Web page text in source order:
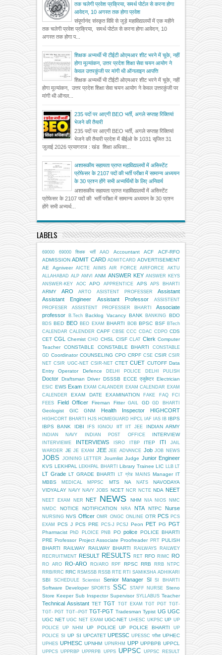
तक चलेगी प्रवेश प्रक्रिया, समर्थ पोर्टल से करना होगा
आवेदन, 10 अगस्त तक होगा प्रवेश
संपूर्णानंद संस्कृत विवि से जुड़े महाविद्यालयों में एक महीने
तक चलेगी प्रवेश प्रक्रिया, समर्थ पोर्टल से करना होगा आवेदन, 10
अगस्त तक होगा प...
शिक्षक अभ्यर्थी भी टीईटी ओएमआर शीट भरने में चूके, नहीं
होगा मूल्यांकन, उत्तर प्रदेश शिक्षा सेवा चयन आयोग ने
केवल उत्तरकुंजी पर मांगी थी ऑनलाइन आपत्ति
शिक्षक अभ्यर्थी भी टीईटी ओएमआर शीट भरने में चूके, नहीं
होगा मूल्यांकन, उत्तर प्रदेश शिक्षा सेवा चयन आयोग ने केवल उत्तरकुंजी पर
मांगी थी ऑनल...
235 पदों पर आएगी BEO भर्ती, अगले सप्ताह रिक्तियां
भेजने की तैयारी
235 पदों पर आएगी BEO भर्ती, अगले सप्ताह रिक्तियां
भेजने की तैयारी प्रदेश में बीईओ के 1031 सृजित 31
जुलाई 2026 प्रयागराज : खंड शिक्षा अधिका...
अशासकीय सहायता प्राप्त महाविद्यालयों में असिस्टेंट
प्रोफेसर के 2107 पदों की भर्ती परीक्षा में सामान्य अध्ययन
के 30 प्रश्न होंगे सभी अभ्यर्थियों के लिए अनिवार्य
अशासकीय सहायता प्राप्त महाविद्यालयों में असिस्टेंट
प्रोफेसर के 2107 पदों की भर्ती परीक्षा में सामान्य अध्ययन के 30 प्रश्न
होंगे सभी अभ्यर्थ...
LABELS
69000 69000 शिक्षक भर्ती AAO Accountant ACF
ACF-RFO
ADMISSION ADMIT CARD ADMITCARD ADVERTISEMENT
AE
Agniveer AICTE AIIMS AIR FORCE AIRFORCE
AKTU
ALLAHABAD ALP AMVI ANM ANSWER KEY ANSWER KEYS
ANSWER-KEY
AOC APO APPRENTICE APS APS BHARTI
ARMY ARO ARTO ASISTENT PROFESSER
Assistant
Assistant Engineer
Assistant Professor
ASSISTENT
PROFESER
ASSISTENT PROFESSER BHARTI
Associate
professor
B.Tech Backlog Vacancy BANK BANKING BDO
BDS BED BEO BEO EXAM BHARTI BOB BPSC BSF BTech
CALENDAR CALENDER CAPF CBSE CCC CDAC CDPO CDS
CET CGL Chemist CHO CHSL CISF CLAT Clerk Computer
Teacher
CONSTABLE CONSTABLE BHARTI
CONSTABLE
GD Coordinator COUNSELING CPO CRPF CSE CSIR CSIR
NET CSIR UGC-NET CSIR-NET CTET CUET CUTOFF Data
Entry Operator
Defence DELHI POLICE DELHI PULISH
Doctor Draftsman Driver DSSSB ECCE एजुकेटर Electrician
ESIC EWS Exam EXAM CALANDER EXAM CALENDAR EXAM
CALENDER
EXAM DATE EXAMINATION FAKE FAQ
FCI
FEES
Field Officer Fireman Fitter GAIL GD GD BHARTI
Geologist GIC GNM Health Inspector HIGHCORT
HIGHCORT BHARTI HJS HOMEGUARD HPCL IAF IAS IB IBPS
IBPS BANK
IDBI IFS IGNOU IIT IIT JEE INDIAN ARMY
INDIAN NAVY INDIAN POST OFFICE INTERVIEW
INTERVIEWE INTERVIEWS ISRO ITBP ITEP ITI
JAIL
WARDER JE JE EXAM JEE JEE ADVANCE Job JOB NEWS
JOBS JOINING LETTER Journlist Judge Junior Engineer
KVS LEKHPAL LEKHPAL BHARTI Library Trainee LIC LLB LT
LT Grade LT GRADE BHARTI LT ग्रेड MAINS Manager IT
MBBS
MEDICAL MPPSC MTS NA NATS
NAVODAYA
VIDYALAY NAVY NAVY JOBS NCET NCR NCTE NDA NEET
NEET EXAM NER NET NEWS NHM NIA NIOS
NMC
NMDC
NOTICE NOTIFICATION NRA NTA NTPC Nurse
NURSING NVS Officer OMR ONGC ONLINE OTR PCS PCS
EXAM
PCS J PCS PRE PCS-J PCSJ Peon PET PG PGT
Pharmacist PhD PLOICE PNB PO police POLICE BHARTI
PRE Professor Project Associate Proofreader PRT PULISH
BHARTI
RAILWAY RAILWAY BHARTI RAILWAYS
RAILWEY
RECRUITMENT RESULT RESULTS RET RFO RIMC RO
RO ARO RO-ARO RO/ARO RPF RPSC RRB
RRB NTPC
RRB/RRC RRC RSMSSB RSSB RTE RTI SAMIKSHA ADHIKARI
SBI SCHEDULE Scientist Senior Manager SI SI BHARTI
Software Developer SPORTS SSC STAFF NURSE
Steno
Store Keeper Sub Inspector Supervisor SYLLABUS Teacher
Technical Assistant TET TGT TGT EXAM TGT PGT TGT-
TGT- PGT TGT--PGT TGT-PGT Tradesman Typist UG UGC
UGC NET UGC NET EXAM UGC-NET UHESC UKPSC UP UP
POLICE
UP NHM UP POLICE UP POLICE BHARTI
UP
POLICE SI
UP SI UPCATET UPESSC UPESSC परीक्षा UPHEC
UPHES UPHESC UPNHM UPNRHM UPP UPPBPB UPPCL
UPPCS UPPRBP UPPRPB UPPS UPPSC UPPSC RESULT